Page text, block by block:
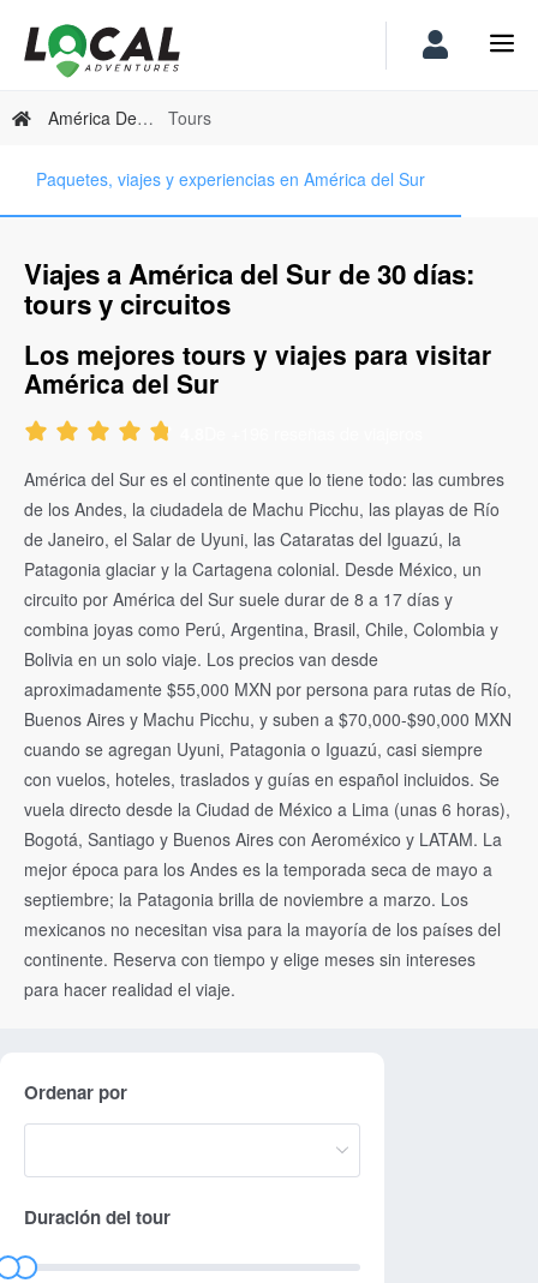
América Del Sur Tours
Paquetes, viajes y experiencias en América del Sur
Viajes a América del Sur de 30 días:
tours y circuitos
Los mejores tours y viajes para visitar
América del Sur
América del Sur es el continente que lo tiene todo: las cumbres
de los Andes, la ciudadela de Machu Picchu, las playas de Río
de Janeiro, el Salar de Uyuni, las Cataratas del Iguazú, la
Patagonia glaciar y la Cartagena colonial. Desde México, un
circuito por América del Sur suele durar de 8 a 17 días y
combina joyas como Perú, Argentina, Brasil, Chile, Colombia y
Bolivia en un solo viaje. Los precios van desde
aproximadamente $55,000 MXN por persona para rutas de Río,
Buenos Aires y Machu Picchu, y suben a $70,000-$90,000 MXN
cuando se agregan Uyuni, Patagonia o Iguazú, casi siempre
con vuelos, hoteles, traslados y guías en español incluidos. Se
vuela directo desde la Ciudad de México a Lima (unas 6 horas),
Bogotá, Santiago y Buenos Aires con Aeroméxico y LATAM. La
mejor época para los Andes es la temporada seca de mayo a
septiembre; la Patagonia brilla de noviembre a marzo. Los
mexicanos no necesitan visa para la mayoría de los países del
continente. Reserva con tiempo y elige meses sin intereses
para hacer realidad el viaje.
Ordenar por
Duración del tour